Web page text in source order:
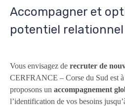
Accompagner et
potentiel relationnel
Vous envisagez de recruter de
CERFRANCE – Corse du Sud est
proposons un accompagnement
l’identification de vos besoins